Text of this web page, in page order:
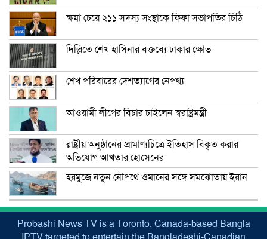
ক্ষমা চেয়ে ২১১ সদস্য সংস্থাকে ফিফা সভাপতির চিঠি
দিল্লিতে শেখ হাসিনার বক্তব্যে ঢাকার ক্ষোভ
শেখ পরিবারের দেশত্যাগের নেপথ্য
আওয়ামী লীগের বিচার চাইলেন স্বরাষ্ট্রমন্ত্রী
রাষ্ট্রীয় অনুষ্ঠানের প্রামাণ্যচিত্রে ইতিহাস বিকৃত করার
অভিযোগ আখতার হোসেনের
হরমুজে নতুন নৌপথে ওমানের সঙ্গে সমঝোতায় ইরান
Probashi News TV is a Toronto, Canada-based Bangla